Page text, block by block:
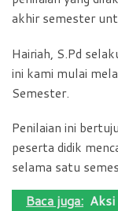
akhir semester
Hairiah, S.Pd
ini kami mulai
Semester.
Penilaian ini
peserta didik
selama satu
Baca juga: Aksi